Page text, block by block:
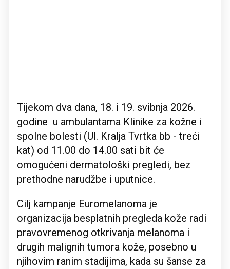
Tijekom dva dana, 18. i 19. svibnja 2026.
godine u ambulantama Klinike za kožne i
spolne bolesti (Ul. Kralja Tvrtka bb - treći
kat) od 11.00 do 14.00 sati bit će
omogućeni dermatološki pregledi, bez
prethodne narudžbe i uputnice.
Cilj kampanje Euromelanoma je
organizacija besplatnih pregleda kože radi
pravovremenog otkrivanja melanoma i
drugih malignih tumora kože, posebno u
njihovim ranim stadijima, kada su šanse za